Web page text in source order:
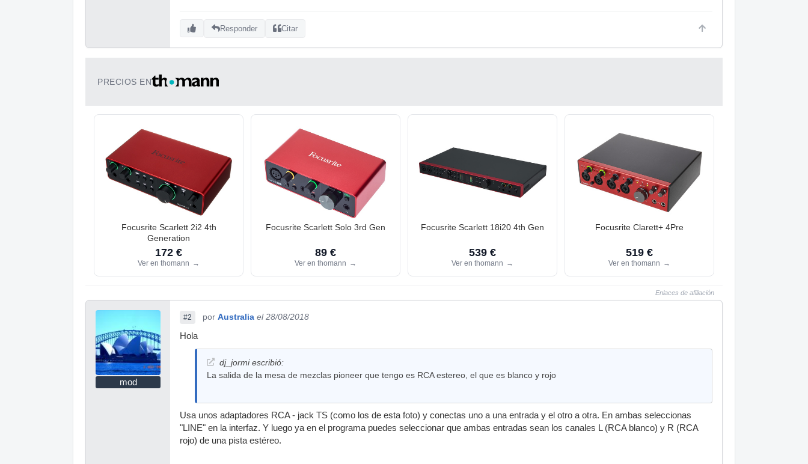
Responder Citar
PRECIOS EN
Focusrite Scarlett 2i2 4th
Generation
172 €
Ver en thomann →
Focusrite Scarlett Solo 3rd Gen
89 €
Ver en thomann →
Focusrite Scarlett 18i20 4th Gen
539 €
Ver en thomann →
Focusrite Clarett+ 4Pre
519 €
Ver en thomann →
Enlaces de afiliación
mod
#2 por Australia el 28/08/2018
Hola
dj_jormi escribió:
La salida de la mesa de mezclas pioneer que tengo es RCA estereo, el que es blanco y rojo
Usa unos adaptadores RCA - jack TS (como los de esta foto) y conectas uno a una entrada y el otro a otra. En ambas seleccionas
"LINE" en la interfaz. Y luego ya en el programa puedes seleccionar que ambas entradas sean los canales L (RCA blanco) y R (RCA
rojo) de una pista estéreo.